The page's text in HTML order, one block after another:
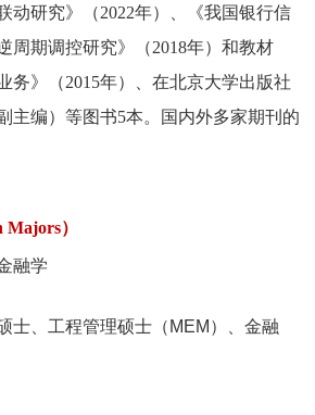
动研究》（2022年）、《我国银行信
周期调控研究》（2018年）和教材
务》（2015年）、在北京大学出版社
主编）等图书5本。国内外多家期刊的
）
融学
士、工程管理硕士（MEM）、金融